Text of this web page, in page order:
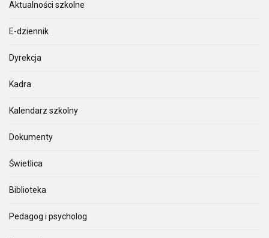
Aktualności szkolne
E-dziennik
Dyrekcja
Kadra
Kalendarz szkolny
Dokumenty
Świetlica
Biblioteka
Pedagog i psycholog